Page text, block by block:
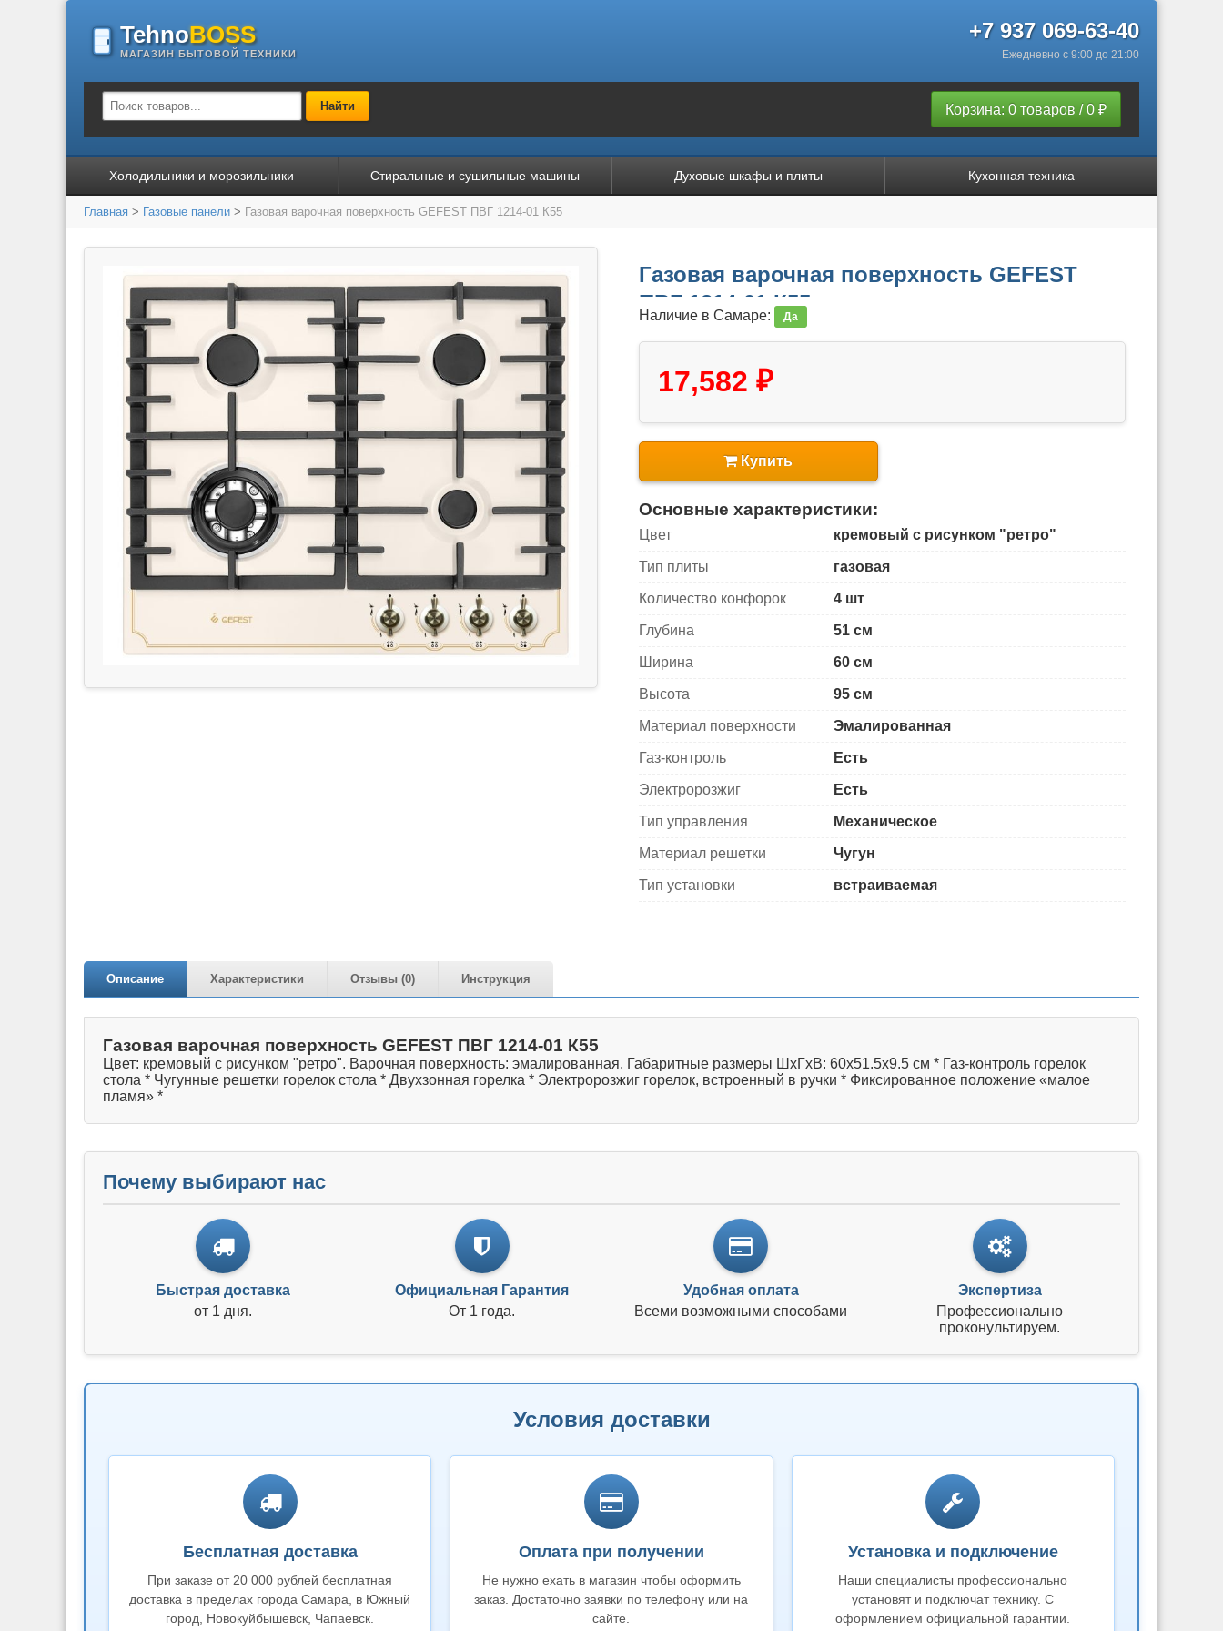
TehnoBOSS
МАГАЗИН БЫТОВОЙ ТЕХНИКИ
+7 937 069-63-40
Ежедневно с 9:00 до 21:00
Найти Корзина: 0 товаров / 0 ₽
Холодильники и морозильники Стиральные и сушильные машины Духовые шкафы и плиты Кухонная техника
Главная > Газовые панели > Газовая варочная поверхность GEFEST ПВГ 1214-01 К55
Газовая варочная поверхность GEFEST
ПВГ 1214-01 К55
Наличие в Самаре: Да
17,582 ₽
Купить
Основные характеристики:
Цвет кремовый с рисунком "ретро"
Тип плиты газовая
Количество конфорок 4 шт
Глубина 51 см
Ширина 60 см
Высота 95 см
Материал поверхности Эмалированная
Газ-контроль Есть
Электророзжиг Есть
Тип управления Механическое
Материал решетки Чугун
Тип установки встраиваемая
Описание Характеристики Отзывы (0) Инструкция
Газовая варочная поверхность GEFEST ПВГ 1214-01 К55
Цвет: кремовый с рисунком "ретро". Варочная поверхность: эмалированная. Габаритные размеры ШхГхВ: 60х51.5х9.5 см * Газ-контроль горелок
стола * Чугунные решетки горелок стола * Двухзонная горелка * Электророзжиг горелок, встроенный в ручки * Фиксированное положение «малое
пламя» *
Почему выбирают нас
Быстрая доставка
от 1 дня.
Официальная Гарантия
От 1 года.
Удобная оплата
Всеми возможными способами
Экспертиза
Профессионально
проконультируем.
Условия доставки
Бесплатная доставка
При заказе от 20 000 рублей бесплатная
доставка в пределах города Самара, в Южный
город, Новокуйбышевск, Чапаевск.
Оплата при получении
Не нужно ехать в магазин чтобы оформить
заказ. Достаточно заявки по телефону или на
сайте.
Установка и подключение
Наши специалисты профессионально
установят и подключат технику. С
оформлением официальной гарантии.